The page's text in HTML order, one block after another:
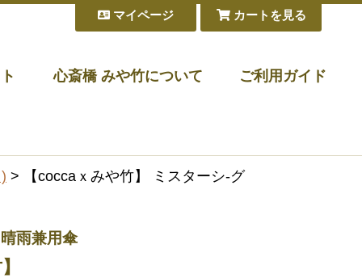
心斎橋 みや竹について ご利用ガイド
カートを見る
マイページ
> 【coccaｘみや竹】 ミスターシ-グ
雨兼用傘